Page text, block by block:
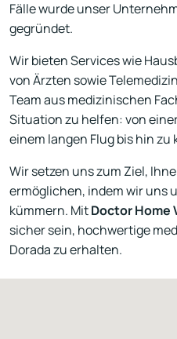
Fälle wurde unser
gegründet.
Wir bieten Services wie
von Ärzten sowie
Team aus medizinischen
Situation zu helfen: von
einem langen Flug bis hin
Wir setzen uns zum Ziel,
ermöglichen, indem wir uns
kümmern. MitDoctor Home
sicher sein, hochwertige
Dorada zu erhalten.